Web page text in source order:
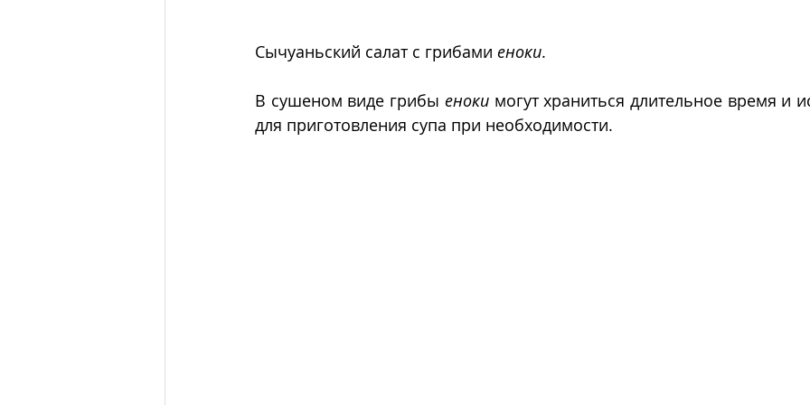
Сычуаньский салат с грибами еноки.
В сушеном виде грибы еноки могут храниться длительное время и
для приготовления супа при необходимости.